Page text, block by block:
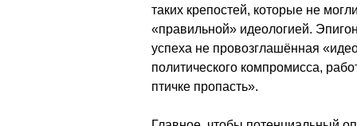
таких крепостей, которые не
«правильной» идеологией.
успеха не провозглашённая
политического компромисса,
птичке пропасть».